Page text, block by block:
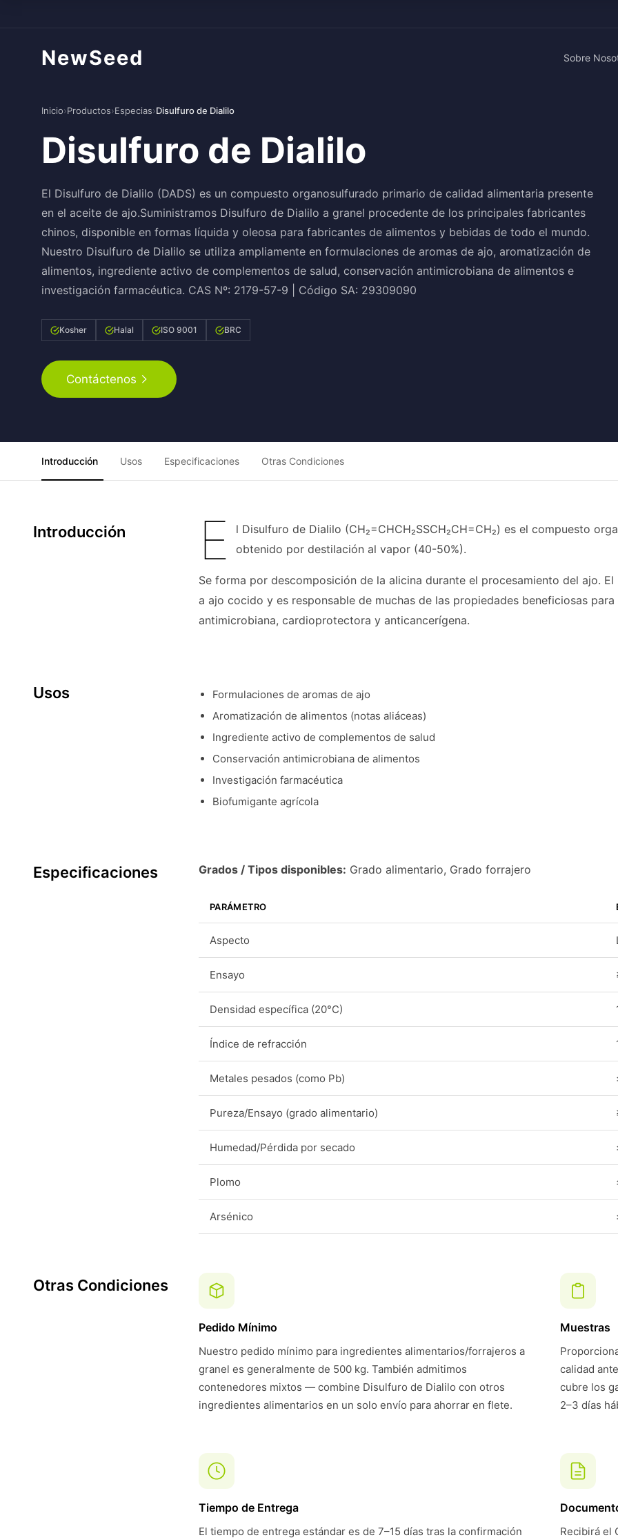
NewSeed Sobre
Inicio›Productos›Especias›Disulfuro de Dialilo
Disulfuro de Dialilo
El Disulfuro de Dialilo (DADS) es un compuesto organosulfurado primario de calidad alimentaria presente
en el aceite de ajo.Suministramos Disulfuro de Dialilo a granel procedente de los principales fabricantes
chinos, disponible en formas líquida y oleosa para fabricantes de alimentos y bebidas de todo el mundo.
Nuestro Disulfuro de Dialilo se utiliza ampliamente en formulaciones de aromas de ajo, aromatización de
alimentos, ingrediente activo de complementos de salud, conservación antimicrobiana de alimentos e
investigación farmacéutica. CAS Nº: 2179-57-9 | Código SA: 29309090
Kosher Halal ISO 9001 BRC
Contáctenos
Introducción Usos Especificaciones Otras Condiciones
Introducción E
l Disulfuro de Dialilo (CH₂=CHCH₂SSCH₂CH=CH₂) es el compuesto
obtenido por destilación al vapor (40-50%).
Se forma por descomposición de la alicina durante el procesamiento del ajo.
a ajo cocido y es responsable de muchas de las propiedades beneficiosas
antimicrobiana, cardioprotectora y anticancerígena.
Usos
Formulaciones de aromas de ajo
Aromatización de alimentos (notas aliáceas)
Ingrediente activo de complementos de salud
Conservación antimicrobiana de alimentos
Investigación farmacéutica
Biofumigante agrícola
Especificaciones Grados / Tipos disponibles: Grado alimentario, Grado forrajero
PARÁMETRO
Aspecto
Ensayo
Densidad específica (20°C)
Índice de refracción
Metales pesados (como Pb)
Pureza/Ensayo (grado alimentario)
Humedad/Pérdida por secado
Plomo
Arsénico
Otras Condiciones
Pedido Mínimo
Nuestro pedido mínimo para ingredientes alimentarios/forrajeros a
granel es generalmente de 500 kg. También admitimos
contenedores mixtos — combine Disulfuro de Dialilo con otros
ingredientes alimentarios en un solo envío para ahorrar en flete.
Muestras
calidad
cubre los
2–3 días
Tiempo de Entrega
El tiempo de entrega estándar es de 7–15 días tras la confirmación
Recibirá el